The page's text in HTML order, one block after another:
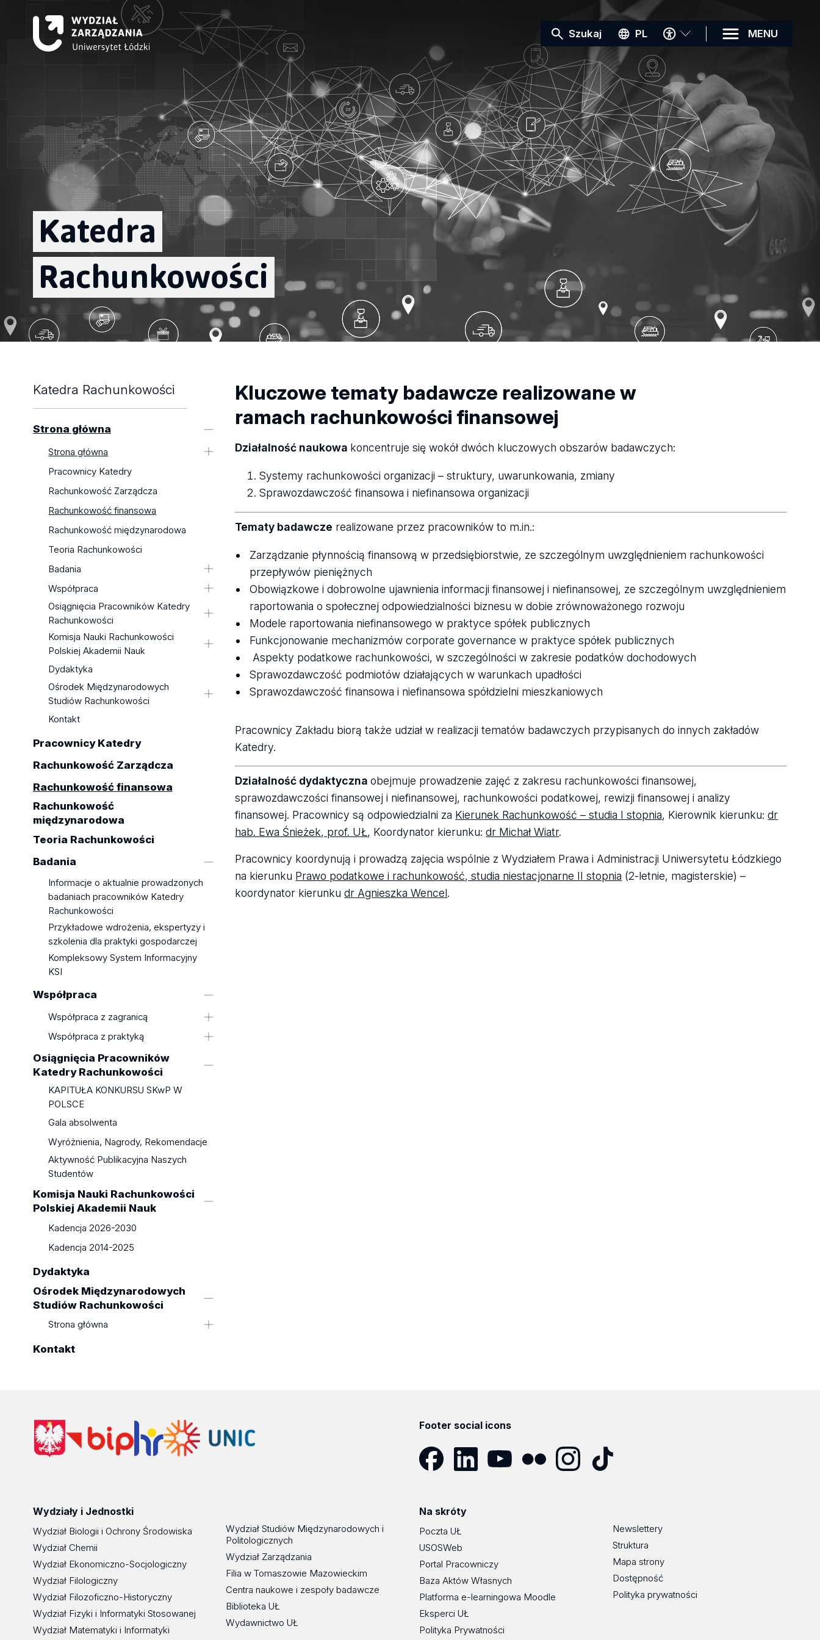
Szukaj PL
MENU
DOSTĘPNOŚCI
MENU
Katedra
Rachunkowości
Katedra Rachunkowości
Strona główna
Strona główna
Strona główna
Pracownicy Katedry
Rachunkowość międzynarodowa
Teoria Rachunkowości
Badania
Współpraca
Osiągnięcia Pracowników Katedry
Rachunkowości
Komisja Nauki Rachunkowości
Polskiej Akademii Nauk
Dydaktyka
Ośrodek Międzynarodowych
Studiów Rachunkowości
Kontakt
Pracownicy Katedry
Rachunkowość Zarządcza
Rachunkowość finansowa
Rachunkowość międzynarodowa
Teoria Rachunkowości
Badania
Informacje o aktualnie
prowadzonych badaniach
pracowników Katedry
Przykładowe wdrożenia, ekspertyzy
i szkolenia dla praktyki
gospodarczej
Kompleksowy System Informacyjny
KSI
Współpraca
Współpraca z zagranicą
Współpraca z praktyką
Osiągnięcia Pracowników Katedry
Rachunkowości
KAPITUŁA KONKURSU SKwP W
POLSCE
Gala absolwenta
Wyróżnienia, Nagrody,
Rekomendacje
Aktywność Publikacyjna Naszych
Komisja Nauki Rachunkowości
Polskiej Akademii Nauk
Kadencja 2026-2030
Kadencja 2014-2025
Dydaktyka
Ośrodek Międzynarodowych
Studiów Rachunkowości
Strona główna
Kontakt
Pracownicy Katedry
Rachunkowość Zarządcza
Rachunkowość finansowa
Rachunkowość
międzynarodowa
Teoria Rachunkowości
Badania
Informacje o aktualnie prowadzonych
badaniach pracowników Katedry
Rachunkowości
Przykładowe wdrożenia, ekspertyzy i
szkolenia dla praktyki gospodarczej
Kompleksowy System Informacyjny
KSI
Współpraca
Współpraca z zagranicą
Publikacje pracowników Katedry
autorami
Referaty wygłoszone na
konferencjach zagranicznych
Wykłady na Uniwersytetach
zagranicznych
Wykłady profesorów z
Uniwersytetów zagranicznych na
Uniwersytecie Łódzkim
zagranicznymi
Afiliacje w zagranicznych
jednostkach badawczych i pełnienie
funkcji w organizacjach
Organizacja konferencji/seminariów
międzynarodowych
Współpraca z praktyką
Prace legislacyjne
Osiągnięcia Pracowników
Katedry Rachunkowości
KAPITUŁA KONKURSU SKwP W
POLSCE
Gala absolwenta
Wyróżnienia, Nagrody, Rekomendacje
Aktywność Publikacyjna Naszych
Studentów
Komisja Nauki Rachunkowości
Polskiej Akademii Nauk
Kadencja 2026-2030
Kadencja 2014-2025
Dydaktyka
Ośrodek Międzynarodowych
Studiów Rachunkowości
Strona główna
Kontakt
Kluczowe tematy badawcze realizowane w
ramach rachunkowości finansowej
Działalność naukowa koncentruje się wokół dwóch kluczowych obszarów badawczych:
Systemy rachunkowości organizacji – struktury, uwarunkowania, zmiany
Sprawozdawczość finansowa i niefinansowa organizacji
Tematy badawcze realizowane przez pracowników to m.in.:
Zarządzanie płynnością finansową w przedsiębiorstwie, ze szczególnym uwzględnieniem rachunkowości
przepływów pieniężnych
Obowiązkowe i dobrowolne ujawnienia informacji finansowej i niefinansowej, ze szczególnym uwzględnieniem
raportowania o społecznej odpowiedzialności biznesu w dobie zrównoważonego rozwoju
Modele raportowania niefinansowego w praktyce spółek publicznych
Funkcjonowanie mechanizmów corporate governance w praktyce spółek publicznych
Aspekty podatkowe rachunkowości, w szczególności w zakresie podatków dochodowych
Sprawozdawczość podmiotów działających w warunkach upadłości
Sprawozdawczość finansowa i niefinansowa spółdzielni mieszkaniowych
Pracownicy Zakładu biorą także udział w realizacji tematów badawczych przypisanych do innych zakładów
Katedry.
Działalność dydaktycznaobejmuje prowadzenie zajęć z zakresu rachunkowości finansowej,
sprawozdawczości finansowej i niefinansowej, rachunkowości podatkowej, rewizji finansowej i analizy
finansowej. Pracownicy są odpowiedzialni za Kierunek Rachunkowość – studia I stopnia, Kierownik kierunku:dr
hab. Ewa Śnieżek, prof. UŁ, Koordynator kierunku:dr Michał Wiatr.
Pracownicy koordynują i prowadzą zajęcia wspólnie z Wydziałem Prawa i Administracji Uniwersytetu Łódzkiego
na kierunku Prawo podatkowe i rachunkowość, studia niestacjonarne II stopnia (2-letnie, magisterskie) –
koordynator kierunkudr Agnieszka Wencel.
Footer social icons
Wydziały i Jednostki
Wydział Biologii i Ochrony Środowiska
Wydział Chemii
Wydział Ekonomiczno-Socjologiczny
Wydział Filologiczny
Wydział Filozoficzno-Historyczny
Wydział Fizyki i Informatyki Stosowanej
Wydział Matematyki i Informatyki
Wydział Studiów Międzynarodowych i
Politologicznych
Wydział Zarządzania
Filia w Tomaszowie Mazowieckim
Centra naukowe i zespoły badawcze
Biblioteka UŁ
Wydawnictwo UŁ
Na skróty
Poczta UŁ
USOSWeb
Portal Pracowniczy
Baza Aktów Własnych
Platforma e-learningowa Moodle
Eksperci UŁ
Polityka Prywatności
Newslettery
Struktura
Mapa strony
Dostępność
Polityka prywatności